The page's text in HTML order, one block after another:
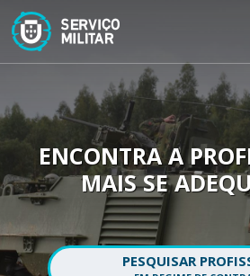
para
conteúdo
principal
PESQUISAR
ENCONTRA A
MAIS SE